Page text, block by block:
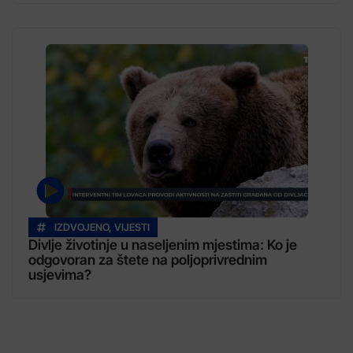
IZDVOJENO, VIJESTI
Divlje životinje u naseljenim mjestima: Ko je
odgovoran za štete na poljoprivrednim
usjevima?